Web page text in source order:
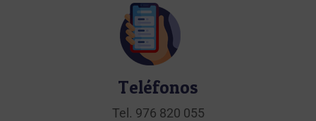
Teléfonos
Tel. 976 820 055